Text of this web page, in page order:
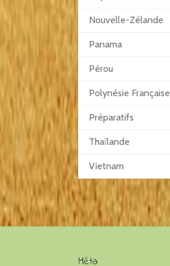
Nouvelle-Zélande
Panama
Pérou
Polynésie Française
Préparatifs
Thaïlande
Vietnam
Méta